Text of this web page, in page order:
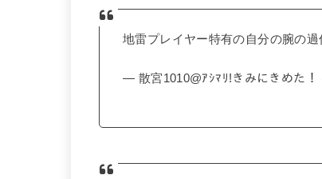
地雷プレイヤー特有の自分の腕の過
— 散宮1010@ｱｼﾏﾘ!きみにきめた